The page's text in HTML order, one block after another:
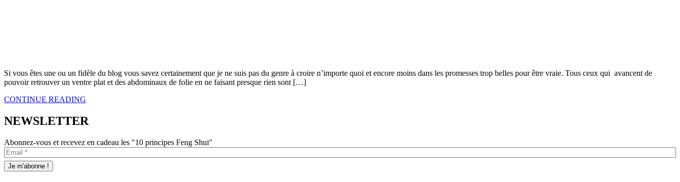
Si vous êtes une ou un fidèle du blog vous savez certainement que je ne suis pas du genre à croire n’importe quoi et encore moins dans les promesses trop belles pour être vraie. Tous ceux qui avancent de
pouvoir retrouver un ventre plat et des abdominaux de folie en ne faisant presque rien sont […]
CONTINUE READING
NEWSLETTER
Abonnez-vous et recevez en cadeau les "10 principes Feng Shui"